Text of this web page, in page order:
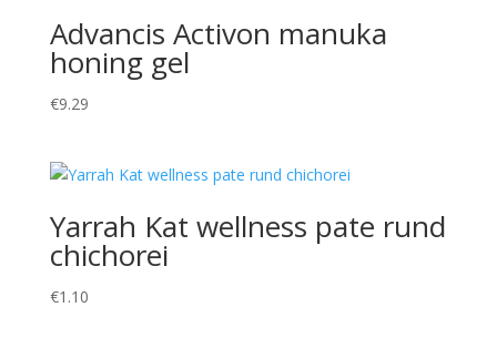
Advancis Activon manuka
honing gel
€9.29
Yarrah Kat wellness pate rund
chichorei
€1.10